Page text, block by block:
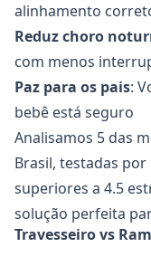
alinhamento
Reduz choro
com menos
Paz para os pais:
bebê está seguro
Analisamos 5 das
Brasil, testadas
superiores a 4.5
solução perfeita
Travesseiro vs